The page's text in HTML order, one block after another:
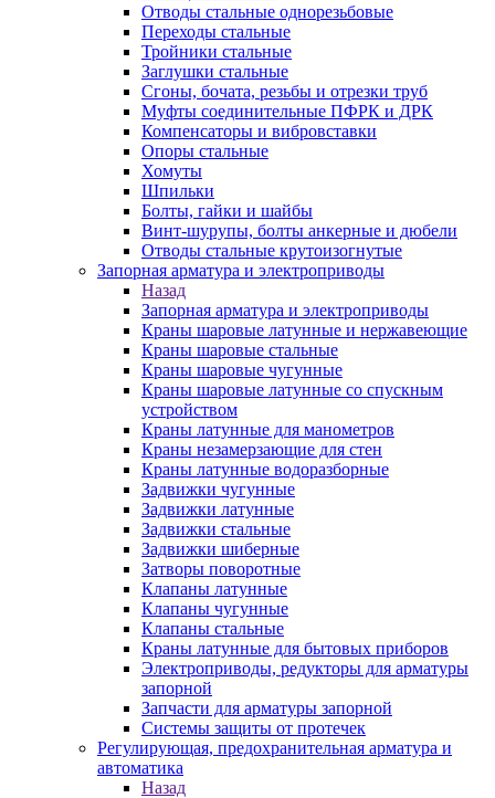
Отводы стальные однорезьбовые
Переходы стальные
Тройники стальные
Заглушки стальные
Сгоны, бочата, резьбы и отрезки труб
Муфты соединительные ПФРК и ДРК
Компенсаторы и вибровставки
Опоры стальные
Хомуты
Шпильки
Болты, гайки и шайбы
Винт-шурупы, болты анкерные и дюбели
Отводы стальные крутоизогнутые
Запорная арматура и электроприводы
Назад
Запорная арматура и электроприводы
Краны шаровые латунные и нержавеющие
Краны шаровые стальные
Краны шаровые чугунные
Краны шаровые латунные со спускным
устройством
Краны латунные для манометров
Краны незамерзающие для стен
Краны латунные водоразборные
Задвижки чугунные
Задвижки латунные
Задвижки стальные
Задвижки шиберные
Затворы поворотные
Клапаны латунные
Клапаны чугунные
Клапаны стальные
Краны латунные для бытовых приборов
Электроприводы, редукторы для арматуры
запорной
Запчасти для арматуры запорной
Системы защиты от протечек
Регулирующая, предохранительная арматура и
автоматика
Назад